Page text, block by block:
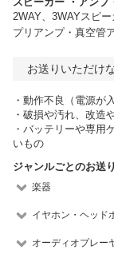
2WAY、3WAYスピ
プリアンプ・真空管
お送りいただけ
・動作不良（電源が
・破損や汚れ、改造
・バッテリーや専用
いもの
ジャンルごとのお送
楽器
イヤホン・ヘッド
オーディオプレー